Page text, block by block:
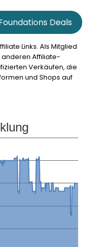
Deals
Links. Als Mitglied
Affiliate-
Verkäufen, die
und Shops auf